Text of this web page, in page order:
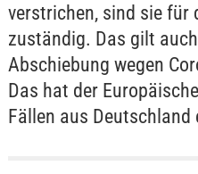
verstrichen, sind sie für
zuständig. Das gilt
Abschiebung wegen
Das hat der
Fällen aus Deutschland